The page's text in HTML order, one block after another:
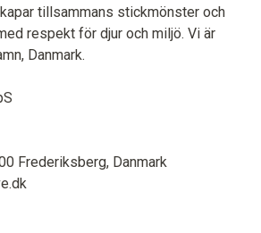
tillsammans stickmönster och
respekt för djur och miljö. Vi är
Danmark.
Frederiksberg, Danmark